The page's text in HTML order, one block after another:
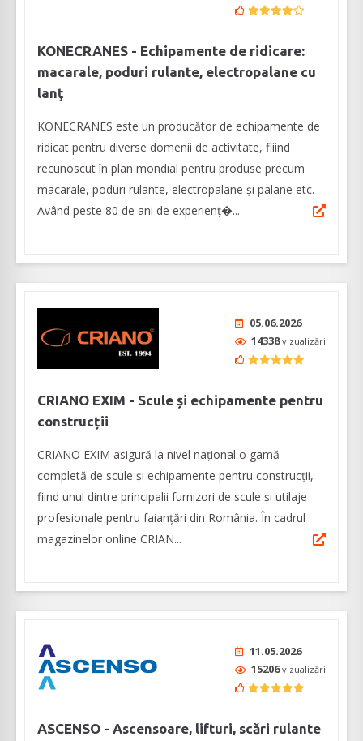
KONECRANES - Echipamente de ridicare:
macarale, poduri rulante, electropalane cu
lanţ
KONECRANES este un producător de echipamente de
ridicat pentru diverse domenii de activitate, fiiind
recunoscut în plan mondial pentru produse precum
macarale, poduri rulante, electropalane şi palane etc.
Având peste 80 de ani de experienţ�...
05.06.2026
14338vizualizări
CRIANO EXIM - Scule și echipamente pentru
construcții
CRIANO EXIM asigură la nivel național o gamă
completă de scule și echipamente pentru construcții,
fiind unul dintre principalii furnizori de scule și utilaje
profesionale pentru faianțări din România. În cadrul
magazinelor online CRIAN...
11.05.2026
15206vizualizări
ASCENSO - Ascensoare, lifturi, scări rulante